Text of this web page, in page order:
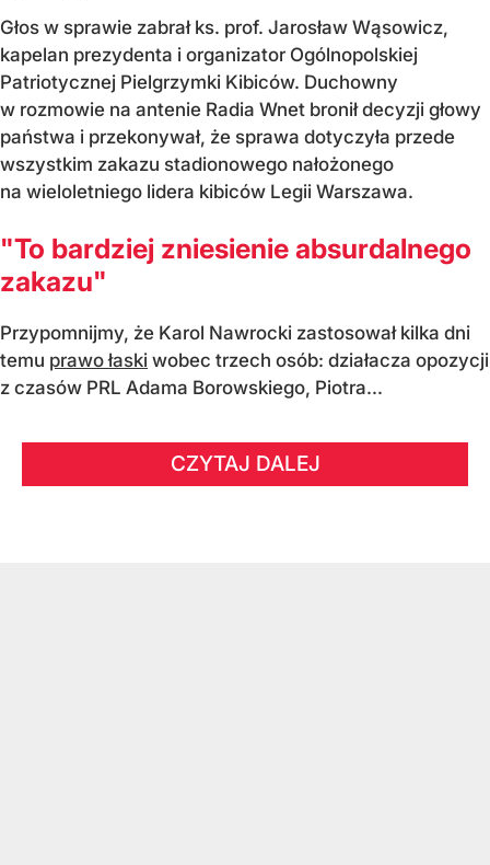
Głos w sprawie zabrał ks. prof. Jarosław Wąsowicz,
kapelan prezydenta i organizator Ogólnopolskiej
Patriotycznej Pielgrzymki Kibiców. Duchowny
w rozmowie na antenie Radia Wnet bronił decyzji głowy
państwa i przekonywał, że sprawa dotyczyła przede
wszystkim zakazu stadionowego nałożonego
na wieloletniego lidera kibiców Legii Warszawa.
"To bardziej zniesienie absurdalnego
zakazu"
Przypomnijmy, że Karol Nawrocki zastosował kilka dni
temu prawo łaski wobec trzech osób: działacza opozycji
z czasów PRL Adama Borowskiego, Piotra...
CZYTAJ DALEJ